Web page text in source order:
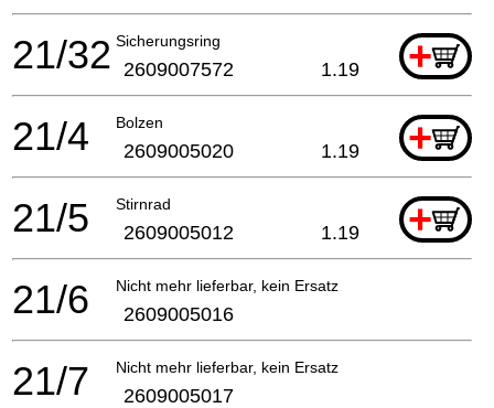
Sicherungsring +
21/32 2609007572 1.19
Bolzen +
21/4 2609005020 1.19
Stirnrad +
21/5 2609005012 1.19
Nicht mehr lieferbar, kein Ersatz
21/6 2609005016
Nicht mehr lieferbar, kein Ersatz
21/7 2609005017